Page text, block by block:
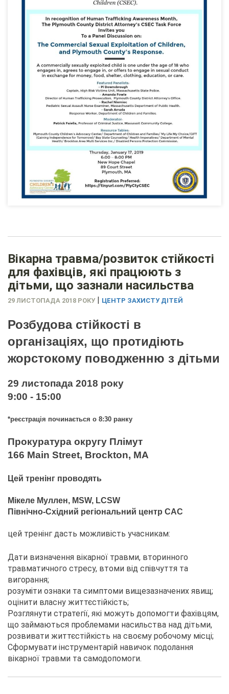
Вікарна травма/розвиток стійкості
для фахівців, які працюють з
дітьми, що зазнали насильства
29 ЛИСТОПАДА 2018 РОКУ | ЦЕНТР ЗАХИСТУ ДІТЕЙ
Розбудова стійкості в
організаціях, що протидіють
жорстокому поводженню з дітьми
29 листопада 2018 року
9:00 - 15:00
*реєстрація починається о 8:30 ранку
Прокуратура округу Плімут
166 Main Street, Brockton, MA
Цей тренінг проводять
Мікеле Муллен, MSW, LCSW
Північно-Східний регіональний центр CAC
цей тренінг дасть можливість учасникам:
Дати визначення вікарної травми, вторинного
травматичного стресу, втоми від співчуття та
вигорання;
розуміти ознаки та симптоми вищезазначених явищ;
оцінити власну життєстійкість;
Розглянути стратегії, які можуть допомогти фахівцям,
що займаються проблемами насильства над дітьми,
розвивати життєстійкість на своєму робочому місці;
Сформувати інструментарій навичок подолання
вікарної травми та самодопомоги.